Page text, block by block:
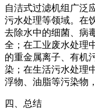
自洁式过滤机组广泛
污水处理等领域。在
去除水中的细菌、病
全；在工业废水处理
的重金属离子、有机
染；在生活污水处理
浮物、油脂等污染物
四、总结